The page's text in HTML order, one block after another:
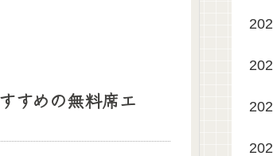
すめの無料席エ